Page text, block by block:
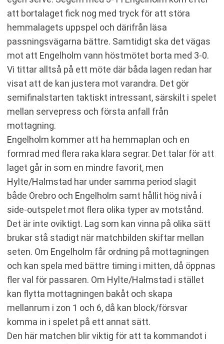
att bortalaget fick nog med tryck för att störa
hemmalagets uppspel och därifrån läsa
passningsvägarna bättre. Samtidigt ska det vägas
mot att Engelholm vann höstmötet borta med 3-0.
Vi tittar alltså på ett möte där båda lagen redan har
visat att de kan justera mot varandra. Det gör
semifinalstarten taktiskt intressant, särskilt i spelet
mellan servepress och första anfall från
mottagning.
Engelholm kommer att ha hemmaplan och en
formrad med flera raka klara segrar. Det talar för att
laget går in som en mindre favorit, men
Hylte/Halmstad har under samma period slagit
både Örebro och Engelholm samt hållit hög nivå i
side-outspelet mot flera olika typer av motstånd.
Det är inte oviktigt. Lag som kan vinna på olika sätt
brukar stå stadigt när matchbilden skiftar mellan
seten. Om Engelholm får ordning på mottagningen
och kan spela med bättre timing i mitten, då öppnas
fler val för passaren. Om Hylte/Halmstad i stället
kan flytta mottagningen bakåt och skapa
mellanrum i zon 1 och 6, då kan block/försvar
komma in i spelet på ett annat sätt.
Den här matchen blir viktig för att ta kommandot i